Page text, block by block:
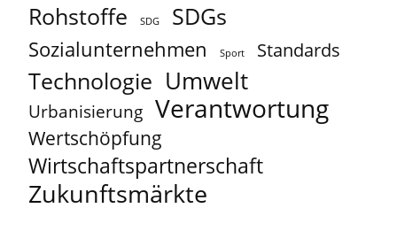
Rohstoffe SDG SDGs
Sozialunternehmen Sport Standards
Technologie Umwelt
Urbanisierung Verantwortung
Wertschöpfung
Wirtschaftspartnerschaft
Zukunftsmärkte